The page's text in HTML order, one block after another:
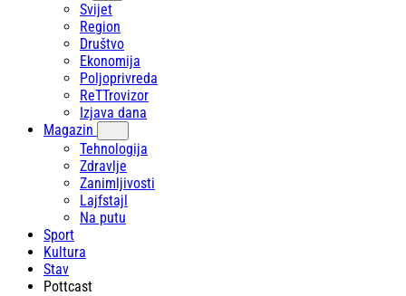
Svijet
Region
Društvo
Ekonomija
Poljoprivreda
ReTTrovizor
Izjava dana
Magazin
Tehnologija
Zdravlje
Zanimljivosti
Lajfstajl
Na putu
Sport
Kultura
Stav
Pottcast